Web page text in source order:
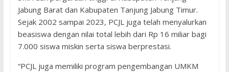
Jabung Barat dan Kabupaten Tanjung Jabung Timur.
Sejak 2002 sampai 2023, PCJL juga telah menyalurkan
beasiswa dengan nilai total lebih dari Rp 16 miliar bagi
7.000 siswa miskin serta siswa berprestasi.
“PCJL juga memiliki program pengembangan UMKM